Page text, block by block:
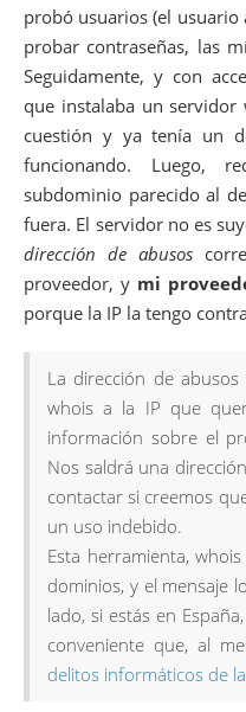
probó usuarios (el
probar contraseñas, las
Seguidamente, y con
que instalaba un
cuestión y ya tenía un
funcionando. Luego,
subdominio parecido al
fuera. El servidor no es
dirección de abusos
proveedor, y mi
porque la IP la tengo
La dirección de
whois a la IP que
información sobre el
Nos saldrá una
contactar si creemos
un uso indebido.
Esta herramienta,
dominios, y el mensaje
lado, si estás en
conveniente que, al
delitos informáticos de